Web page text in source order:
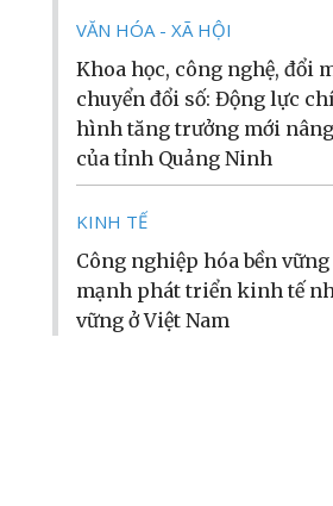
VĂN HÓA - XÃ HỘI
Khoa học, công nghệ, đổi
chuyển đổi số: Động lực
hình tăng trưởng mới
của tỉnh Quảng Ninh
KINH TẾ
Công nghiệp hóa bền
mạnh phát triển kinh tế
vững ở Việt Nam